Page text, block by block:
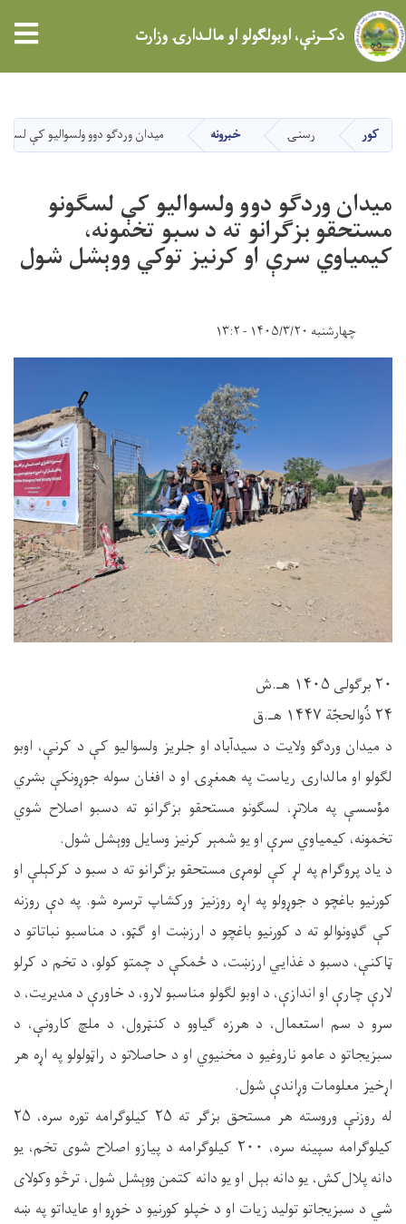
دانګل
دکــرنې، اوبولګولو او مالـدارۍ وزارت
کور رسنۍ خبرونه میدان وردګو دوو ولسوالیو کې
میدان وردګو دوو ولسوالیو کې لسګونو
مستحقو بزګرانو ته د سبو تخمونه،
کیمیاوي سرې او کرنیز توکي ووېشل شول
چهارشنبه ۱۴۰۵/۳/۲۰ - ۱۳:۲
۲۰ برګولی ۱۴۰۵ هـ.ش
۲۴ ذُوالحجّة ۱۴۴۷ هـ.ق
د میدان وردګو ولایت د سیدآباد او جلریز ولسوالیو کې د کرنې، اوبو
لګولو او مالدارۍ ریاست په همغږۍ او د افغان سوله جوړونکې بشري
مؤسسې په ملاتړ، لسګونو مستحقو بزګرانو ته دسبو اصلاح شوي
تخمونه، کیمیاوي سرې او یو شمېر کرنیز وسایل ووېشل شول.
د یاد پروګرام په لړ کې لومړی مستحقو بزګرانو ته د سبو د کرکېلې او
کورنیو باغچو د جوړولو په اړه روزنیز ورکشاپ ترسره شو. په دې روزنه
کې ګډونوالو ته د کورنیو باغچو د ارزښت او ګټو، د مناسبو نباتاتو د
ټاکنې، دسبو د غذایي ارزښت، د ځمکې د چمتو کولو، د تخم د کرلو
لارې چارې او اندازې، د اوبو لګولو مناسبو لارو، د خاورې د مدیریت، د
سرو د سم استعمال، د هرزه ګیاوو د کنټرول، د ملچ کارونې، د
سبزیجاتو د عامو ناروغیو د مخنیوي او د حاصلاتو د راټولولو په اړه هر
اړخیز معلومات وړاندې شول.
له روزنې وروسته هر مستحق بزګر ته ۲۵ کیلوګرامه توره سره، ۲۵
کیلوګرامه سپینه سره، ۲۰۰ کیلوګرامه د پیازو اصلاح شوی تخم، یو
دانه پلال‌کش، یو دانه بېل او یو دانه کتمن ووېشل شول، ترڅو وکولای
شي د سبزیجاتو تولید زیات او د خپلو کورنیو د خوړو او عایداتو په ښه